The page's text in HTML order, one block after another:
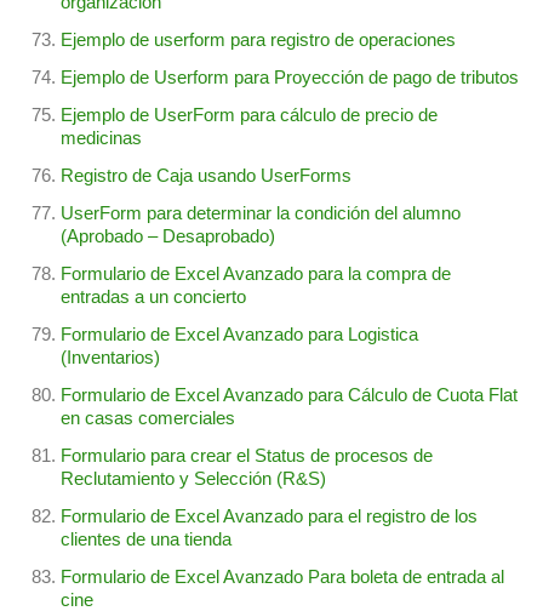
Ejemplo de userform para registro de operaciones
Ejemplo de Userform para Proyección de pago de tributos
Ejemplo de UserForm para cálculo de precio de
medicinas
Registro de Caja usando UserForms
UserForm para determinar la condición del alumno
(Aprobado – Desaprobado)
Formulario de Excel Avanzado para la compra de
entradas a un concierto
Formulario de Excel Avanzado para Logistica
(Inventarios)
Formulario de Excel Avanzado para Cálculo de Cuota Flat
en casas comerciales
Formulario para crear el Status de procesos de
Reclutamiento y Selección (R&S)
Formulario de Excel Avanzado para el registro de los
clientes de una tienda
Formulario de Excel Avanzado Para boleta de entrada al
cine